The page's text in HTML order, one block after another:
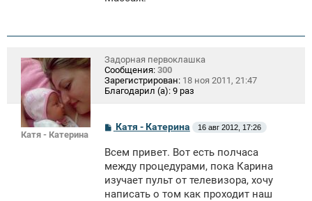
Катя - Катерина
Задорная первоклашка
Сообщения: 300
Зарегистрирован: 18 ноя 2011, 21:47
Благодарил (а): 9 раз
С
б
щ
н
и
Катя - Катерина 16 авг 2012, 17:26
Всем привет. Вот есть полчаса
между процедурами, пока Карина
изучает пульт от телевизора, хочу
написать о том как проходит наш